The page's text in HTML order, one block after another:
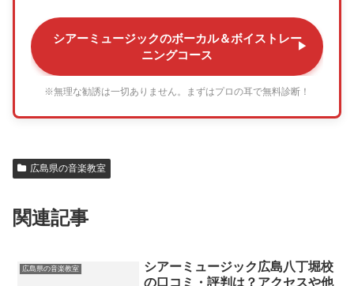
シアーミュージックのボーカル＆ボイストレー
ニングコース
※無理な勧誘は一切ありません。まずはプロの耳で無料診断！
広島県の音楽教室
関連記事
広島県の音楽教室
シアーミュージック広島八丁堀校
の口コミ・評判は？アクセスや他